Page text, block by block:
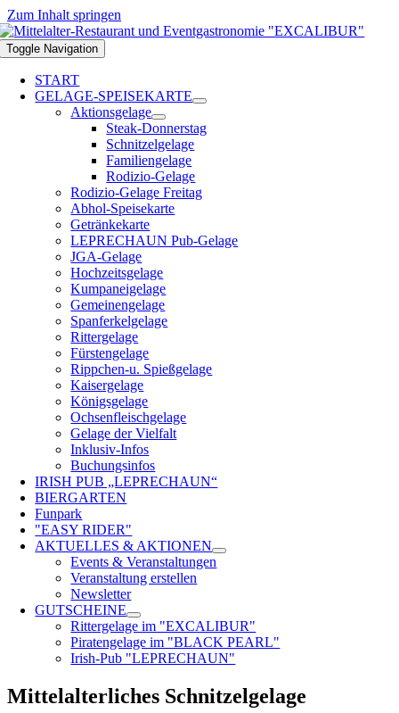
Zum Inhalt springen
Toggle Navigation
START
GELAGE-SPEISEKARTE
Aktionsgelage
Steak-Donnerstag
Schnitzelgelage
Familiengelage
Rodizio-Gelage
Rodizio-Gelage Freitag
Abhol-Speisekarte
Getränkekarte
LEPRECHAUN Pub-Gelage
JGA-Gelage
Hochzeitsgelage
Kumpaneigelage
Gemeinengelage
Spanferkelgelage
Rittergelage
Fürstengelage
Rippchen-u. Spießgelage
Kaisergelage
Königsgelage
Ochsenfleischgelage
Gelage der Vielfalt
Inklusiv-Infos
Buchungsinfos
IRISH PUB „LEPRECHAUN“
BIERGARTEN
Funpark
"EASY RIDER"
AKTUELLES & AKTIONEN
Events & Veranstaltungen
Veranstaltung erstellen
Newsletter
GUTSCHEINE
Rittergelage im "EXCALIBUR"
Piratengelage im "BLACK PEARL"
Irish-Pub "LEPRECHAUN"
Mittelalterliches Schnitzelgelage